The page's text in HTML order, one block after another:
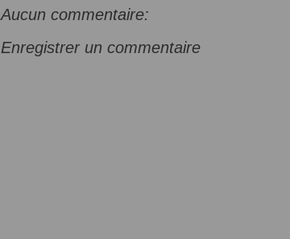
Aucun commentaire:
Enregistrer un commentaire